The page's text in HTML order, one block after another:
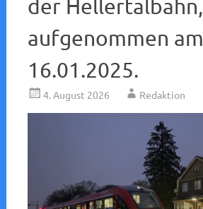
der Hellertalbahn,
aufgenommen am
16.01.2025.
4. August 2026 Redaktion